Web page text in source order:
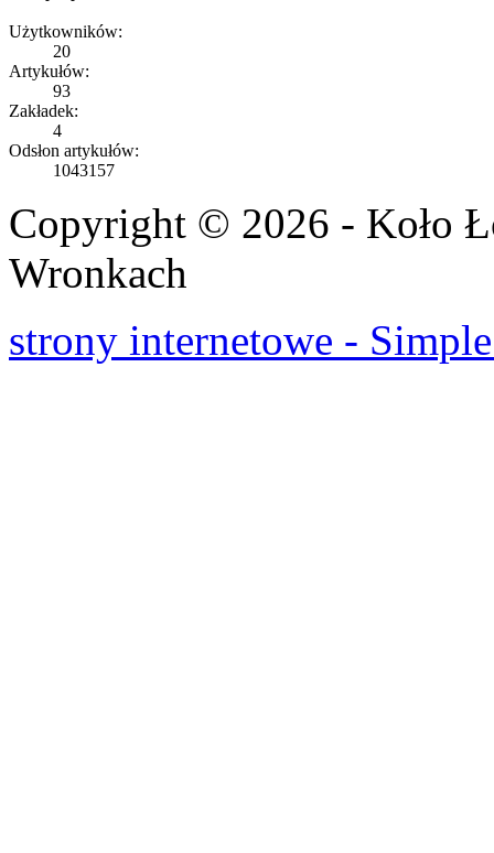
Użytkowników:
20
Artykułów:
93
Zakładek:
4
Odsłon artykułów:
1043157
Copyright © 2026 - Koło
Wronkach
strony internetowe -